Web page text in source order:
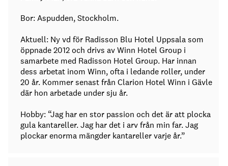
Bor: Aspudden, Stockholm.
Aktuell: Ny vd för Radisson Blu Hotel Uppsala som
öppnade 2012 och drivs av Winn Hotel Group i
samarbete med Radisson Hotel Group. Har innan
dess arbetat inom Winn, ofta i ledande roller, under
20 år. Kommer senast från Clarion Hotel Winn i Gävle
där hon arbetade under sju år.
Hobby: “Jag har en stor passion och det är att plocka
gula kantareller. Jag har det i arv från min far. Jag
plockar enorma mängder kantareller varje år.”